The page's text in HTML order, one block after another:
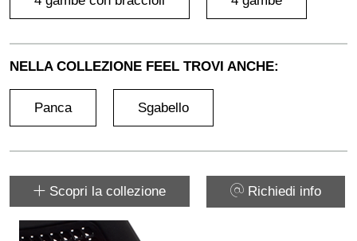
NELLA COLLEZIONE FEEL TROVI ANCHE:
Panca Sgabello
Scopri la collezione Richiedi info